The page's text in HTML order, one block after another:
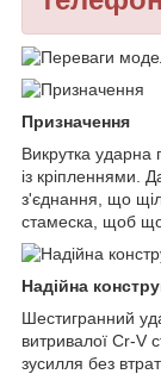
Призначення
Викрутка ударна
із кріпленнями.
з'єднання, що
стамеска, щоб
Надійна
Шестигранний
витривалої Cr-V
зусилля без